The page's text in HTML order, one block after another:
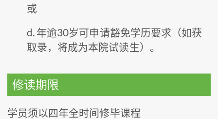
或
d. 年逾30岁可申请豁免学历要求（如获
取录，将成为本院试读生）。
修读期限
学员须以四年全时间修毕课程